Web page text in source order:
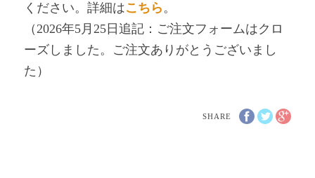
ください。詳細はこちら。
（2026年5月25日追記：ご注文フォームはクロ
ーズしました。ご注文ありがとうございまし
た）
SHARE